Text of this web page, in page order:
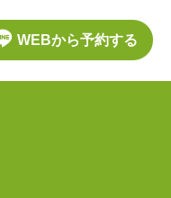
WEBから予約する